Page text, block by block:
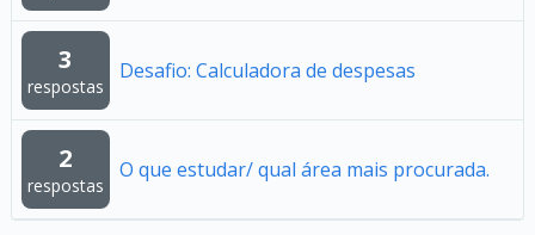
3
respostas
Desafio: Calculadora de despesas
2
respostas
O que estudar/ qual área mais procurada.